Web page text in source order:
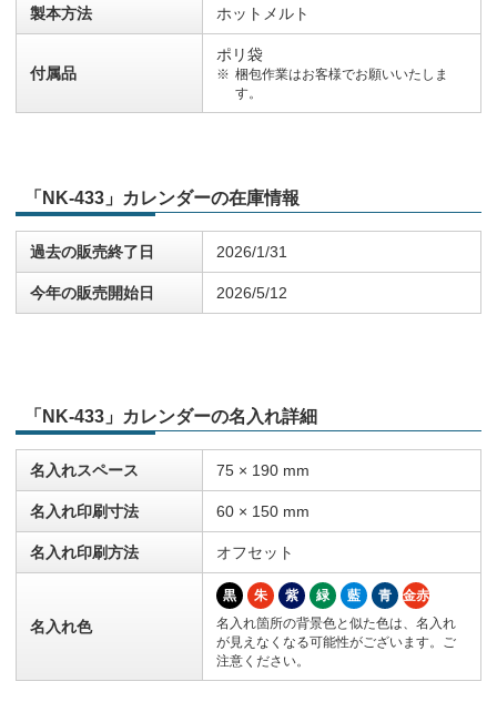
製本方法 ホットメルト
付属品
ポリ袋
梱包作業はお客様でお願いいたしま
す。
「NK-433」カレンダーの在庫情報
過去の販売終了日 2026/1/31
今年の販売開始日 2026/5/12
「NK-433」カレンダーの名入れ詳細
名入れスペース 75 × 190 mm
名入れ印刷寸法 60 × 150 mm
名入れ印刷方法 オフセット
名入れ色
黒 朱 紫 緑 藍 青
金赤
名入れ箇所の背景色と似た色は、名入れ
が見えなくなる可能性がございます。ご
注意ください。